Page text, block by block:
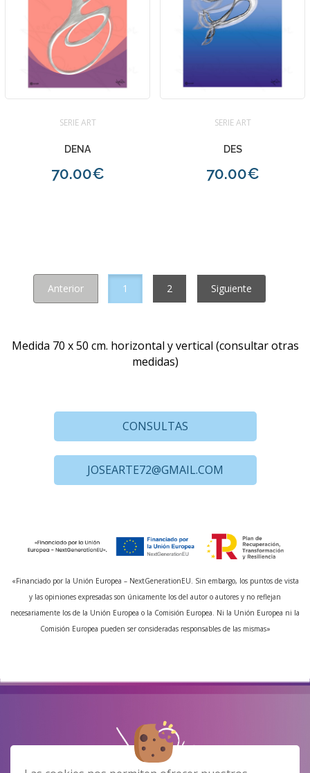
SERIE ART
DENA
70.00€
SERIE ART
DES
70.00€
Anterior 1 2 Siguiente
Medida 70 x 50 cm. horizontal y vertical (consultar otras
medidas)
CONSULTAS
JOSEARTE72@GMAIL.COM
«Financiado por la Unión Europea – NextGenerationEU. Sin embargo, los puntos de vista
y las opiniones expresadas son únicamente los del autor o autores y no reflejan
necesariamente los de la Unión Europea o la Comisión Europea. Ni la Unión Europea ni la
Comisión Europea pueden ser consideradas responsables de las mismas»